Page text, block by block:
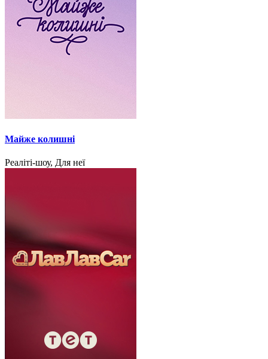
Майже колишні
Реаліті-шоу, Для неї